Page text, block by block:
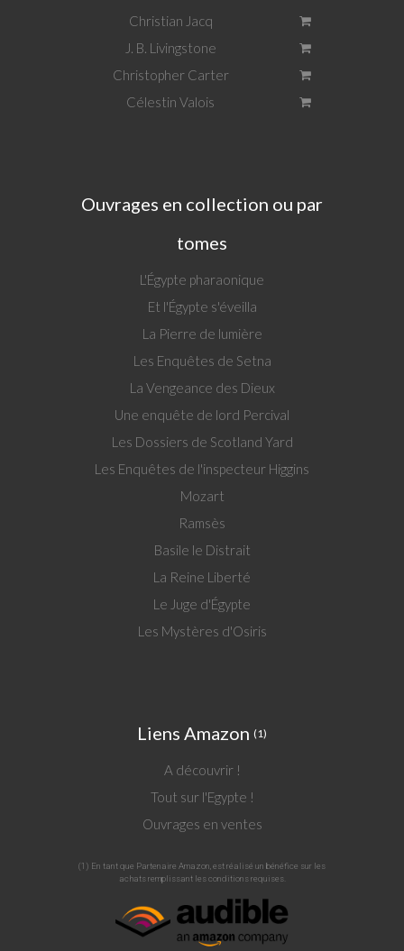
Christian Jacq
J. B. Livingstone
Christopher Carter
Célestin Valois
Ouvrages en collection ou par
tomes
L'Égypte pharaonique
Et l'Égypte s'éveilla
La Pierre de lumière
Les Enquêtes de Setna
La Vengeance des Dieux
Une enquête de lord Percival
Les Dossiers de Scotland Yard
Les Enquêtes de l'inspecteur Higgins
Mozart
Ramsès
Basile le Distrait
La Reine Liberté
Le Juge d'Égypte
Les Mystères d'Osiris
Liens Amazon (1)
A découvrir !
Tout sur l'Egypte !
Ouvrages en ventes
(1) En tant que Partenaire Amazon, est réalisé un bénéfice sur les
achats remplissant les conditions requises.